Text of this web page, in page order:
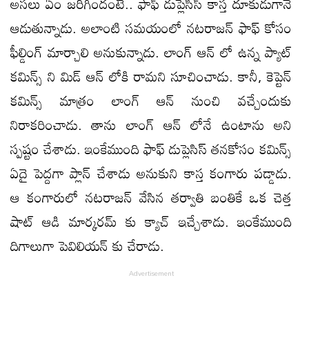
ఆడుతున్నాడు. అలాంటి సమయంలో నటరాజన్ ఫాఫ్ కోసం
ఫీల్డింగ్ మార్చాలి అనుకున్నాడు. లాంగ్ ఆన్ లో ఉన్న ప్యాట్
కమిన్స్ ని మిడ్ ఆన్ లోకి రామని సూచించాడు. కానీ, కెప్టెన్
కమిన్స్ మాత్రం లాంగ్ ఆన్ నుంచి వచ్చేందుకు
నిరాకరించాడు. తాను లాంగ్ ఆన్ లోనే ఉంటాను అని
స్పష్టం చేశాడు. ఇంకేముంది ఫాఫ్ డుప్లెసిస్ తనకోసం కమిన్స్
ఏదై పెద్దగా ప్లాన్ చేశాడు అనుకుని కాస్త కంగారు పడ్డాడు.
ఆ కంగారులో నటరాజన్ వేసిన తర్వాతి బంతికే ఒక చెత్త
షాట్ ఆడి మార్కరమ్ కు క్యాచ్ ఇచ్చేశాడు. ఇంకేముంది
దిగాలుగా పెవిలియన్ కు చేరాడు.